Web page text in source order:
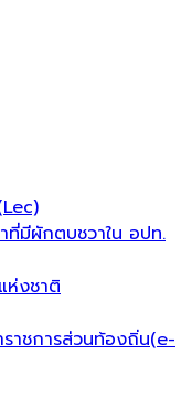
ที่มีผักตบชวาใน อปท.
ห่งชาติ
ราชการส่วนท้องถิ่น(e-